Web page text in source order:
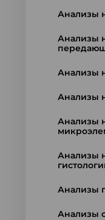
Анализы
Анализы
Анализы
Анализы
Анализы
Анализы
Анализы
Анализы